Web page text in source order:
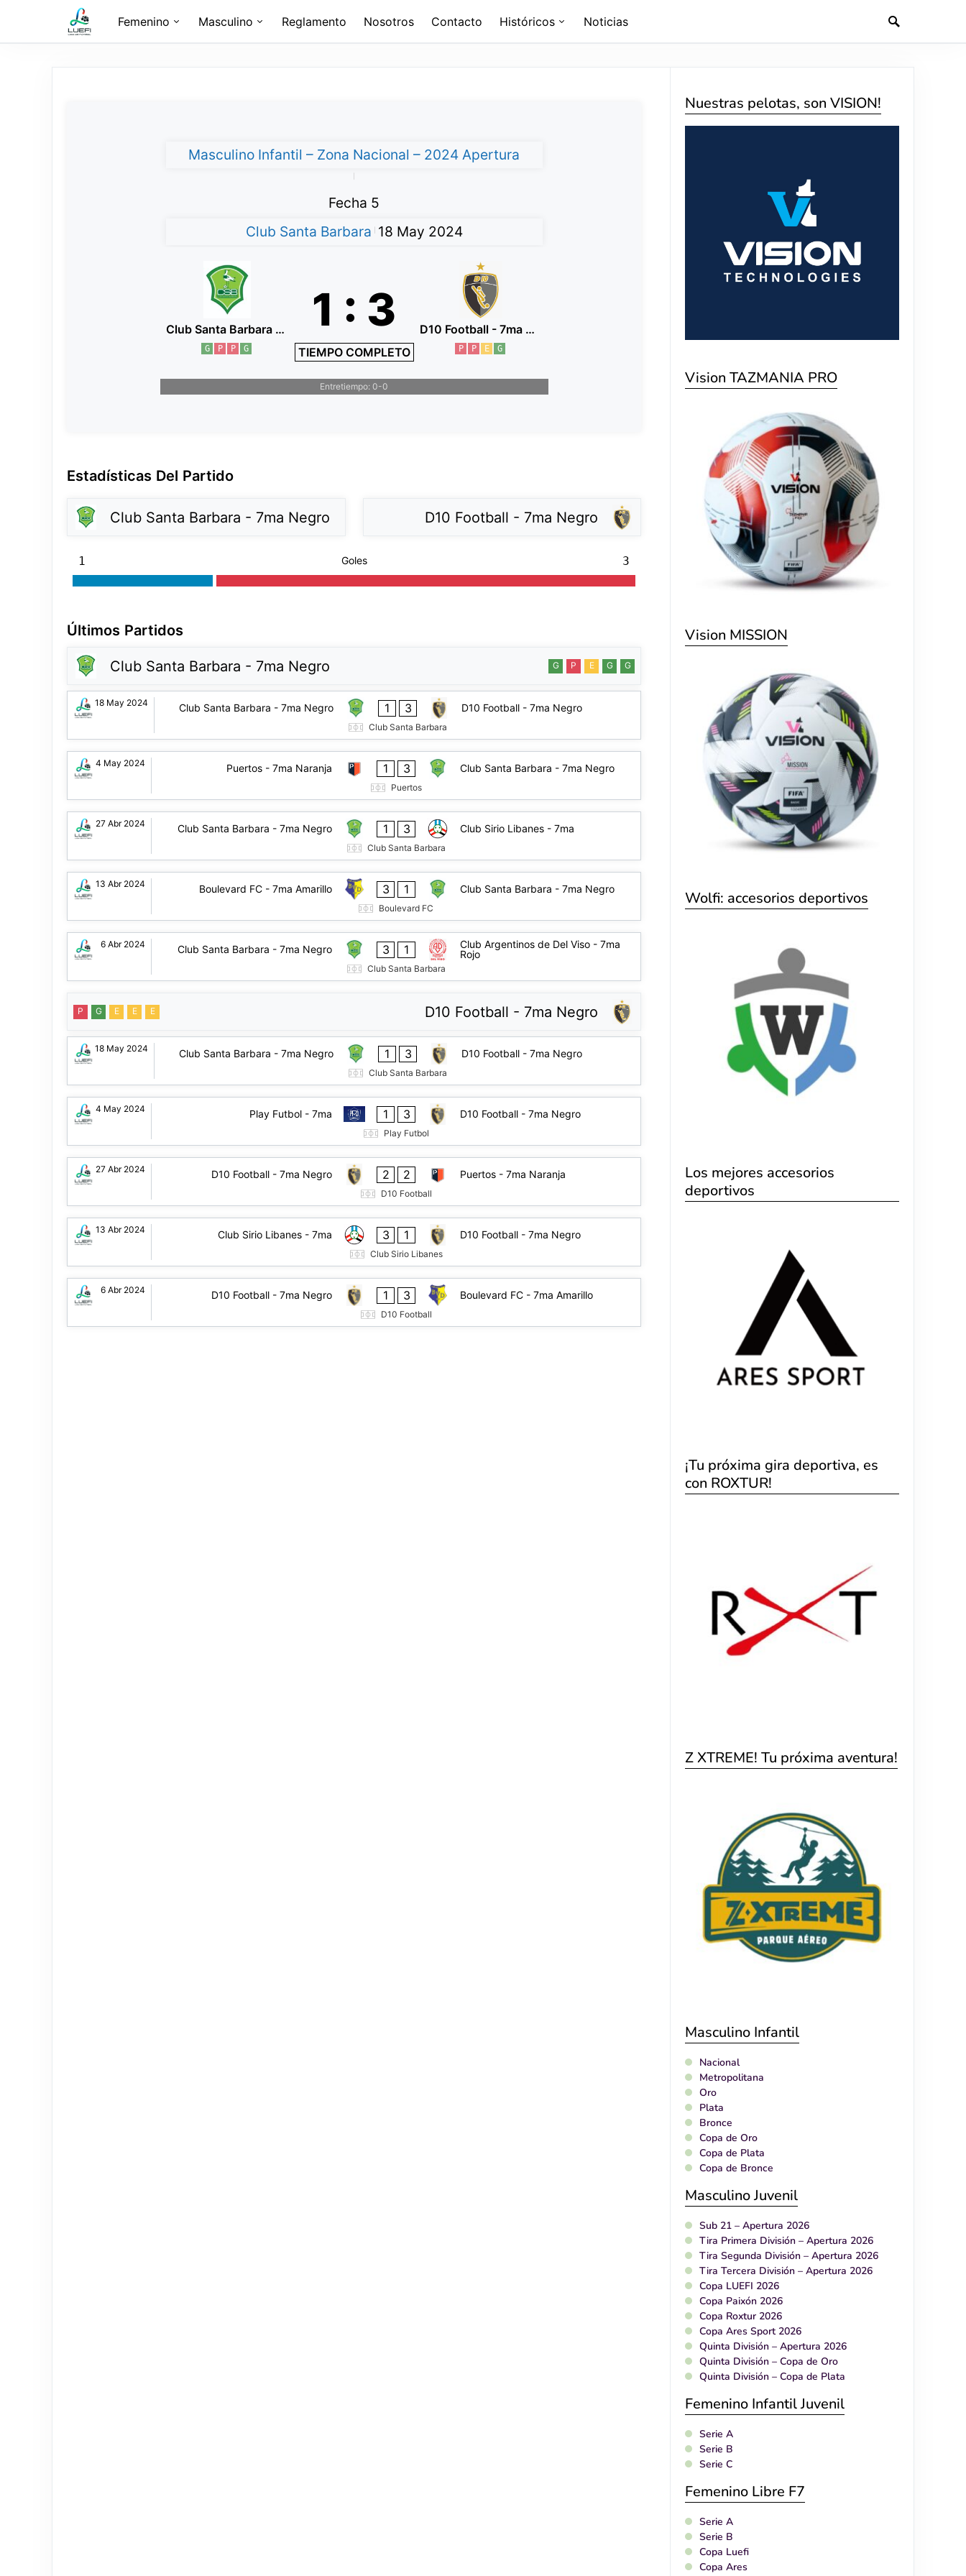
Femenino Masculino Reglamento Nosotros Contacto Históricos Noticias
Masculino Infantil – Zona Nacional – 2024 Apertura
Fecha 5
Club Santa Barbara 18 May 2024
Club Santa Barbara - 7ma Negro
G P P G
1 : 3
TIEMPO COMPLETO
D10 Football - 7ma Negro
P P E G
Entretiempo: 0-0
Estadísticas Del Partido
Club Santa Barbara - 7ma Negro D10 Football - 7ma Negro
1 Goles 3
Últimos Partidos
Club Santa Barbara - 7ma Negro G P E G G
18 May 2024 Club Santa Barbara - 7ma Negro 1 3 D10 Football - 7ma Negro
Club Santa Barbara
4 May 2024 Puertos - 7ma Naranja 1 3 Club Santa Barbara - 7ma Negro
Puertos
27 Abr 2024 Club Santa Barbara - 7ma Negro 1 3 Club Sirio Libanes - 7ma
Club Santa Barbara
13 Abr 2024 Boulevard FC - 7ma Amarillo 3 1 Club Santa Barbara - 7ma Negro
Boulevard FC
6 Abr 2024 Club Santa Barbara - 7ma Negro 3 1
Club Argentinos de Del Viso - 7ma
Rojo
Club Santa Barbara
D10 Football - 7ma Negro
P G E E E
18 May 2024 Club Santa Barbara - 7ma Negro 1 3 D10 Football - 7ma Negro
Club Santa Barbara
4 May 2024 Play Futbol - 7ma 1 3 D10 Football - 7ma Negro
Play Futbol
27 Abr 2024 D10 Football - 7ma Negro 2 2 Puertos - 7ma Naranja
D10 Football
13 Abr 2024 Club Sirio Libanes - 7ma 3 1 D10 Football - 7ma Negro
Club Sirio Libanes
6 Abr 2024 D10 Football - 7ma Negro 1 3 Boulevard FC - 7ma Amarillo
D10 Football
Nuestras pelotas, son VISION!
Vision TAZMANIA PRO
Vision MISSION
Wolfi: accesorios deportivos
Los mejores accesorios
deportivos
¡Tu próxima gira deportiva, es
con ROXTUR!
Z XTREME! Tu próxima aventura!
Masculino Infantil
Nacional
Metropolitana
Oro
Plata
Bronce
Copa de Oro
Copa de Plata
Copa de Bronce
Masculino Juvenil
Sub 21 – Apertura 2026
Tira Primera División – Apertura 2026
Tira Segunda División – Apertura 2026
Tira Tercera División – Apertura 2026
Copa LUEFI 2026
Copa Paixón 2026
Copa Roxtur 2026
Copa Ares Sport 2026
Quinta División – Apertura 2026
Quinta División – Copa de Oro
Quinta División – Copa de Plata
Femenino Infantil Juvenil
Serie A
Serie B
Serie C
Femenino Libre F7
Serie A
Serie B
Copa Luefi
Copa Ares